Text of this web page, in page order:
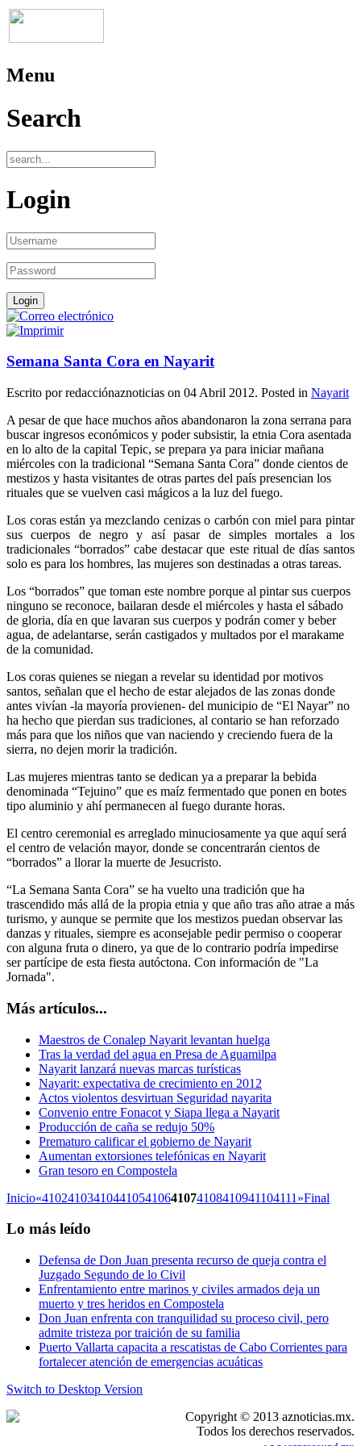
Menu
Search
Login
Semana Santa Cora en Nayarit
Escrito por redacciónaznoticias on 04 Abril 2012. Posted in Nayarit
A pesar de que hace muchos años abandonaron la zona serrana para
buscar ingresos económicos y poder subsistir, la etnia Cora asentada
en lo alto de la capital Tepic, se prepara ya para iniciar mañana
miércoles con la tradicional “Semana Santa Cora” donde cientos de
mestizos y hasta visitantes de otras partes del país presencian los
rituales que se vuelven casi mágicos a la luz del fuego.
Los coras están ya mezclando cenizas o carbón con miel para pintar
sus cuerpos de negro y así pasar de simples mortales a los
tradicionales “borrados” cabe destacar que este ritual de días santos
solo es para los hombres, las mujeres son destinadas a otras tareas.
Los “borrados” que toman este nombre porque al pintar sus cuerpos
ninguno se reconoce, bailaran desde el miércoles y hasta el sábado
de gloria, día en que lavaran sus cuerpos y podrán comer y beber
agua, de adelantarse, serán castigados y multados por el marakame
de la comunidad.
Los coras quienes se niegan a revelar su identidad por motivos
santos, señalan que el hecho de estar alejados de las zonas donde
antes vivían -la mayoría provienen- del municipio de “El Nayar” no
ha hecho que pierdan sus tradiciones, al contario se han reforzado
más para que los niños que van naciendo y creciendo fuera de la
sierra, no dejen morir la tradición.
Las mujeres mientras tanto se dedican ya a preparar la bebida
denominada “Tejuino” que es maíz fermentado que ponen en botes
tipo aluminio y ahí permanecen al fuego durante horas.
El centro ceremonial es arreglado minuciosamente ya que aquí será
el centro de velación mayor, donde se concentrarán cientos de
“borrados” a llorar la muerte de Jesucristo.
“La Semana Santa Cora” se ha vuelto una tradición que ha
trascendido más allá de la propia etnia y que año tras año atrae a más
turismo, y aunque se permite que los mestizos puedan observar las
danzas y rituales, siempre es aconsejable pedir permiso o cooperar
con alguna fruta o dinero, ya que de lo contrario podría impedirse
ser partícipe de esta fiesta autóctona. Con información de "La
Jornada".
Más artículos...
Maestros de Conalep Nayarit levantan huelga
Tras la verdad del agua en Presa de Aguamilpa
Nayarit lanzará nuevas marcas turísticas
Nayarit: expectativa de crecimiento en 2012
Actos violentos desvirtuan Seguridad nayarita
Convenio entre Fonacot y Siapa llega a Nayarit
Producción de caña se redujo 50%
Prematuro calificar el gobierno de Nayarit
Aumentan extorsiones telefónicas en Nayarit
Gran tesoro en Compostela
Inicio«4102410341044105410641074108410941104111 »Final
Lo más leído
Defensa de Don Juan presenta recurso de queja contra el
Juzgado Segundo de lo Civil
Enfrentamiento entre marinos y civiles armados deja un
muerto y tres heridos en Compostela
Don Juan enfrenta con tranquilidad su proceso civil, pero
admite tristeza por traición de su familia
Puerto Vallarta capacita a rescatistas de Cabo Corrientes para
fortalecer atención de emergencias acuáticas
Switch to Desktop Version
Copyright © 2013 aznoticias.mx.
Todos los derechos reservados.